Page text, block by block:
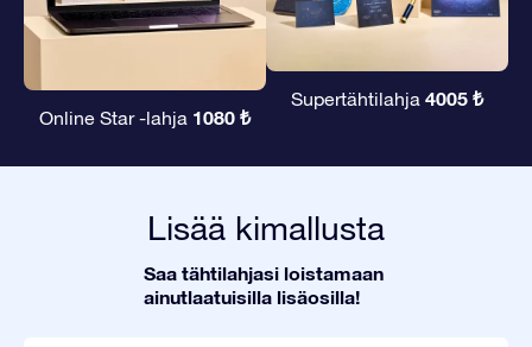
Online Star -lahja 1080 ₺
Supertähtilahja 4005 ₺
Lisää kimallusta
Saa tähtilahjasi loistamaan
ainutlaatuisilla lisäosilla!